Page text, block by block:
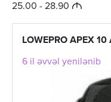
25.00 - 28.90 M
LOWEPRO APEX
6 il əvvəl yenilənib